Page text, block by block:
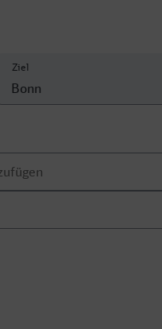
Ziel